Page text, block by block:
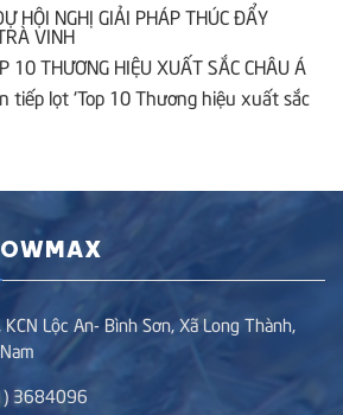
HỘI NGHỊ GIẢI PHÁP THÚC ĐẨY
VINH
10 THƯƠNG HIỆU XUẤT SẮC CHÂU Á
tiếp lọt ‘Top 10 Thương hiệu xuất sắc
KCN Lộc An- Bình Sơn, Xã Long Thành,
3684096